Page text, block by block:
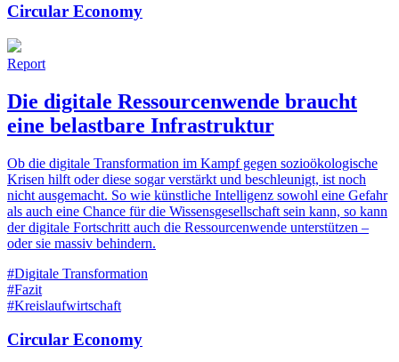
Circular Economy
Report
Die digitale Ressourcenwende braucht
eine belastbare ­Infrastruktur
Ob die digitale Transformation im Kampf gegen sozioökologische
Krisen hilft oder diese sogar verstärkt und beschleunigt, ist noch
nicht ausgemacht. So wie künstliche Intelligenz sowohl eine Gefahr
als auch eine Chance für die Wissensgesellschaft sein kann, so kann
der digitale Fortschritt auch die Ressourcenwende unterstützen –
oder sie massiv behindern.
#Digitale Transformation
#Fazit
#Kreislaufwirtschaft
Circular Economy